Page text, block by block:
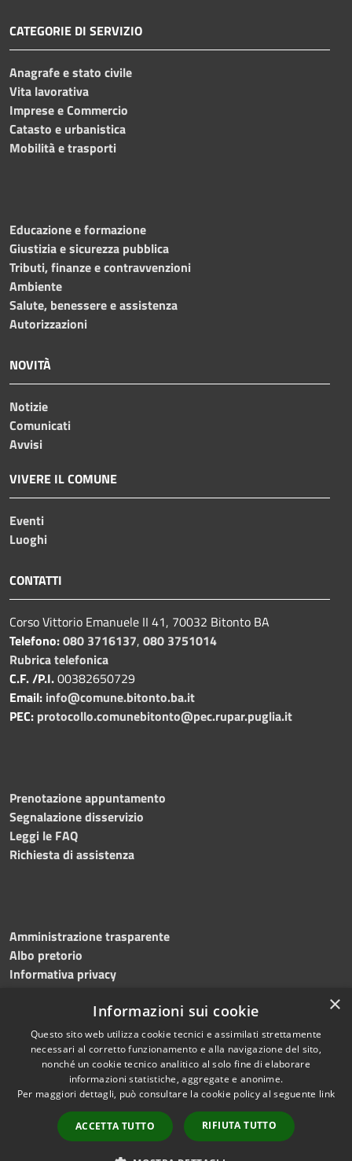
CATEGORIE DI SERVIZIO
Anagrafe e stato civile
Vita lavorativa
Imprese e Commercio
Catasto e urbanistica
Mobilità e trasporti
Educazione e formazione
Giustizia e sicurezza pubblica
Tributi, finanze e contravvenzioni
Ambiente
Salute, benessere e assistenza
Autorizzazioni
NOVITÀ
Notizie
Comunicati
Avvisi
VIVERE IL COMUNE
Eventi
Luoghi
CONTATTI
Corso Vittorio Emanuele II 41, 70032 Bitonto BA
Telefono:080 3716137, 080 3751014
Rubrica telefonica
C.F. /P.I.00382650729
Email: info@comune.bitonto.ba.it
PEC: protocollo.comunebitonto@pec.rupar.puglia.it
Prenotazione appuntamento
Segnalazione disservizio
Leggi le FAQ
Richiesta di assistenza
Amministrazione trasparente
Albo pretorio
Informativa privacy
Dichiarazione di accessibilità Meccanismo di feedback
RSS
Accessibilità
Copyright © 2026 • Comune di
Municipium•
Accesso
redazione
×
Informazioni sui cookie
Questo sito web utilizza cookie tecnici e assimilati strettamente
necessari al corretto funzionamento e alla navigazione del sito,
nonché un cookie tecnico analitico al solo fine di elaborare
informazioni statistiche, aggregate e anonime.
Per maggiori dettagli, può consultare la cookie policy al seguente link
ACCETTA TUTTO RIFIUTA TUTTO